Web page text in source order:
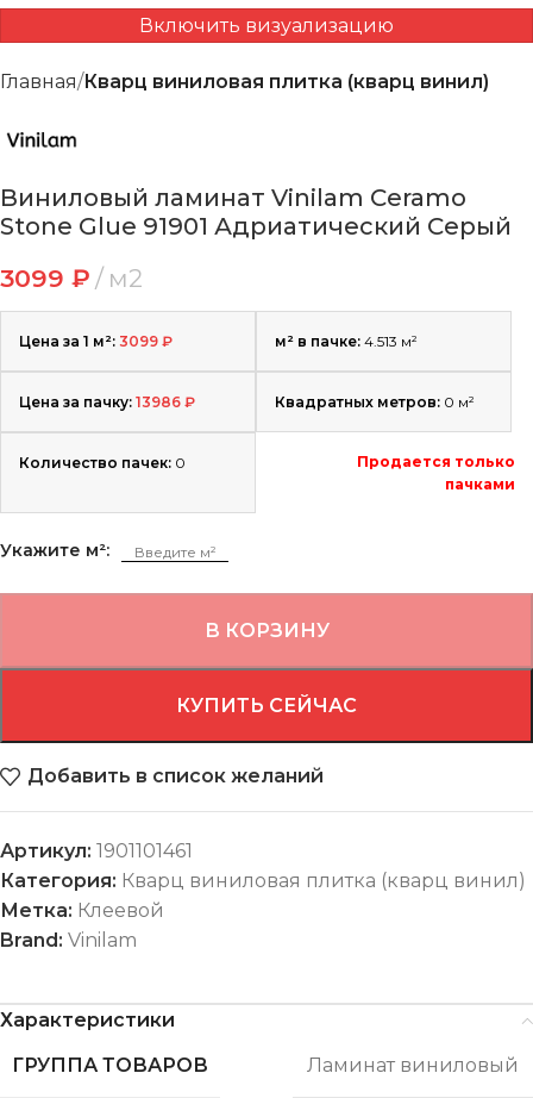
Включить визуализацию
Главная Кварц виниловая плитка (кварц винил)
Виниловый ламинат Vinilam Ceramo
Stone Glue 91901 Адриатический Серый
3099 ₽ м2
Цена за 1 м²: 3099 ₽ м² в пачке: 4.513 м²
Цена за пачку: 13986 ₽ Квадратных метров: 0 м²
Количество пачек: 0
Продается только
пачками
Укажите м²:
В КОРЗИНУ
КУПИТЬ СЕЙЧАС
Добавить в список желаний
Артикул: 1901101461
Категория: Кварц виниловая плитка (кварц винил)
Метка: Клеевой
Brand: Vinilam
Характеристики
ГРУППА ТОВАРОВ
Ламинат виниловый